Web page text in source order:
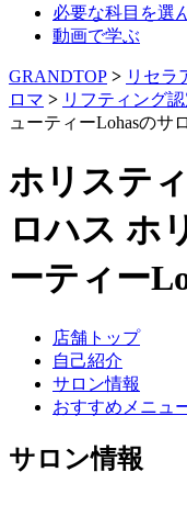
必要な科目を選
動画で学ぶ
GRANDTOP > リセラ
ロマ > リフティング
ューティーLohasのサ
ホリステ
ロハス ホ
ーティー
店舗トップ
自己紹介
サロン情報
おすすめメニュ
サロン情報